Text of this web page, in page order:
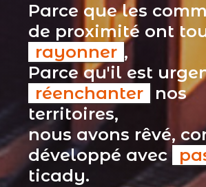
Parce que les
de proximité ont
rayonner ,
Parce qu'il est
réenchanter
nos
territoires,
nous avons rêvé,
développé avec
ticady.